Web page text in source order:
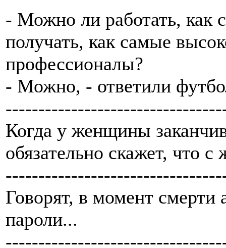
- Можно ли работать, как
получать, как самые
профессионалы?
- Можно, - ответили
Когда у женщины
обязательно скажет, что
Говорят, в момент смерти
пароли...